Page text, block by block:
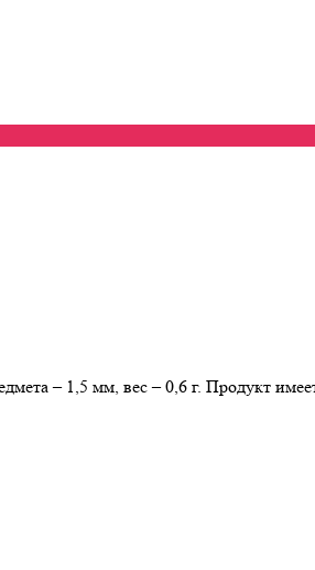
– 1,5 мм, вес – 0,6 г. Продукт